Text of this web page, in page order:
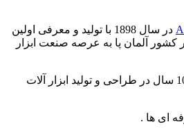
POWERTOOL در سال 1898 با تولید و معرفی اولین
کشور آلمان پا به عرصه صنعت ابزار
و هنوز هم پس از گذشت 100 سال در طراحی و تولید ابزار آلات